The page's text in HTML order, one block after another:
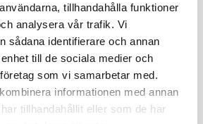
tillhandahålla funktioner
analysera vår trafik. Vi
sådana identifierare och annan
till de sociala medier och
som vi samarbetar med.
informationen med annan
tillhandahållit eller som de har
Ståltankar för lagring, transport & process
AdBluetankar
AdBlue transporttankar
AdBluepumpar & tillbehör